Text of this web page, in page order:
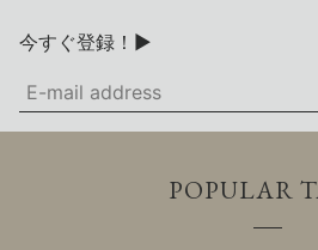
今すぐ登録！▶
POPULAR